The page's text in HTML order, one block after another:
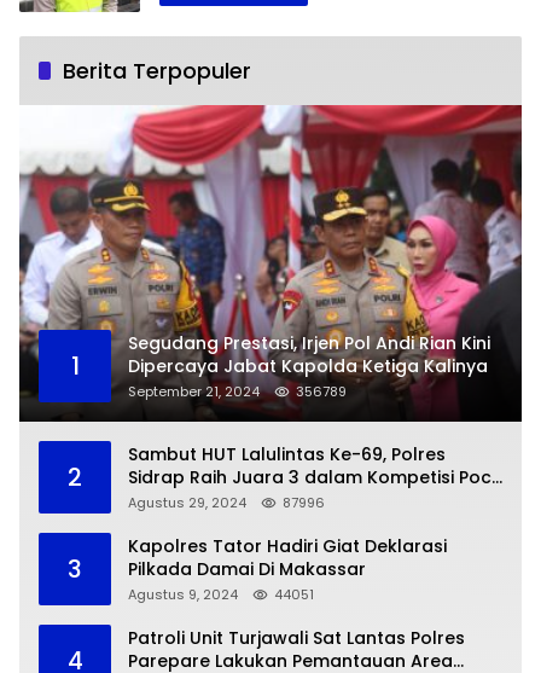
Berita Terpopuler
1
Segudang Prestasi, Irjen Pol Andi Rian Kini
Dipercaya Jabat Kapolda Ketiga Kalinya
September 21, 2024 356789
2
Sambut HUT Lalulintas Ke-69, Polres
Sidrap Raih Juara 3 dalam Kompetisi Pocil
Zona 5
Agustus 29, 2024 87996
3
Kapolres Tator Hadiri Giat Deklarasi
Pilkada Damai Di Makassar
Agustus 9, 2024 44051
4
Patroli Unit Turjawali Sat Lantas Polres
Parepare Lakukan Pemantauan Area